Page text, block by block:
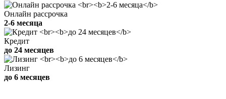
Онлайн рассрочка
2-6 месяца
Кредит
до 24 месяцев
Лизинг
до 6 месяцев